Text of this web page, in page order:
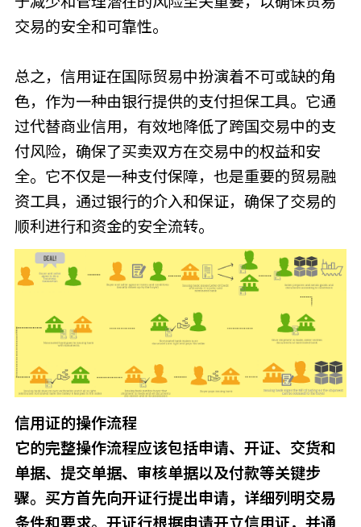
交易的安全和可靠性。
总之，信用证在国际贸易中扮演着不可或缺的角
色，作为一种由银行提供的支付担保工具。它通
过代替商业信用，有效地降低了跨国交易中的支
付风险，确保了买卖双方在交易中的权益和安
全。它不仅是一种支付保障，也是重要的贸易融
资工具，通过银行的介入和保证，确保了交易的
顺利进行和资金的安全流转。
信用证的操作流程
它的完整操作流程应该包括申请、开证、交货和
单据、提交单据、审核单据以及付款等关键步
骤。买方首先向开证行提出申请，详细列明交易
条件和要求。开证行根据申请开立信用证，并通